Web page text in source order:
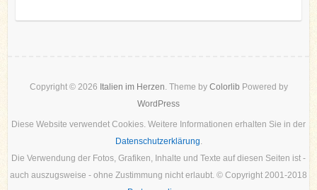
Copyright © 2026 Italien im Herzen . Theme by Colorlib Powered by
WordPress
Diese Website verwendet Cookies. Weitere Informationen erhalten Sie in der
Datenschutzerklärung
Die Verwendung der Fotos, Grafiken, Inhalte und Texte auf diesen Seiten ist -
auch auszugsweise - ohne Zustimmung nicht erlaubt. © Copyright 2001-2018